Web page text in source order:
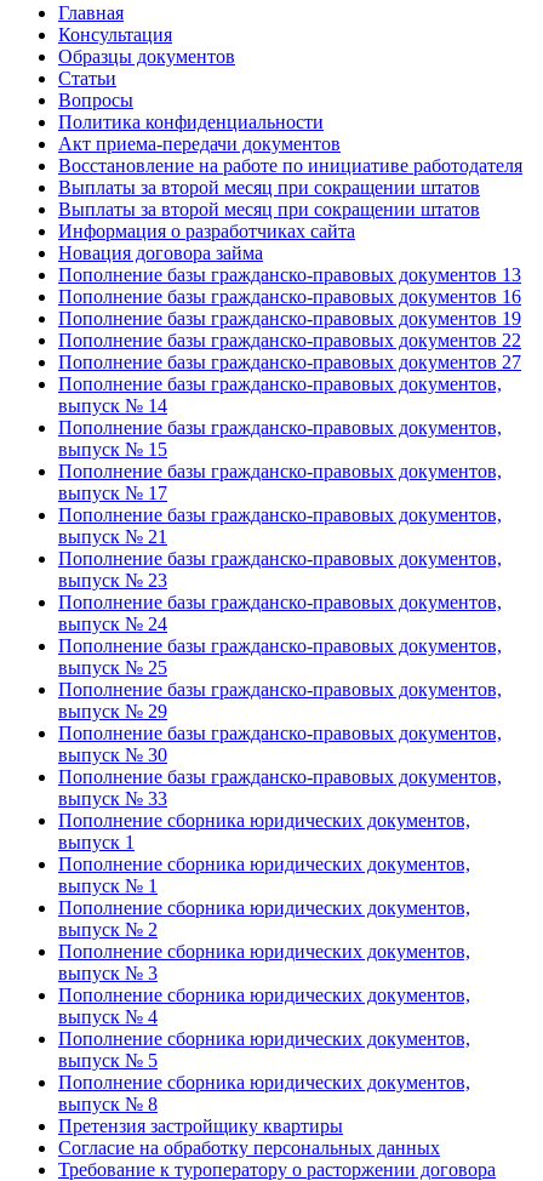
Главная
Консультация
Образцы документов
Статьи
Вопросы
Политика конфиденциальности
Акт приема-передачи документов
Восстановление на работе по инициативе работодателя
Выплаты за второй месяц при сокращении штатов
Выплаты за второй месяц при сокращении штатов
Информация о разработчиках сайта
Новация договора займа
Пополнение базы гражданско-правовых документов 13
Пополнение базы гражданско-правовых документов 16
Пополнение базы гражданско-правовых документов 19
Пополнение базы гражданско-правовых документов 22
Пополнение базы гражданско-правовых документов 27
Пополнение базы гражданско-правовых документов,
выпуск № 14
Пополнение базы гражданско-правовых документов,
выпуск № 15
Пополнение базы гражданско-правовых документов,
выпуск № 17
Пополнение базы гражданско-правовых документов,
выпуск № 21
Пополнение базы гражданско-правовых документов,
выпуск № 23
Пополнение базы гражданско-правовых документов,
выпуск № 24
Пополнение базы гражданско-правовых документов,
выпуск № 25
Пополнение базы гражданско-правовых документов,
выпуск № 29
Пополнение базы гражданско-правовых документов,
выпуск № 30
Пополнение базы гражданско-правовых документов,
выпуск № 33
Пополнение сборника юридических документов,
выпуск 1
Пополнение сборника юридических документов,
выпуск № 1
Пополнение сборника юридических документов,
выпуск № 2
Пополнение сборника юридических документов,
выпуск № 3
Пополнение сборника юридических документов,
выпуск № 4
Пополнение сборника юридических документов,
выпуск № 5
Пополнение сборника юридических документов,
выпуск № 8
Претензия застройщику квартиры
Согласие на обработку персональных данных
Требование к туроператору о расторжении договора